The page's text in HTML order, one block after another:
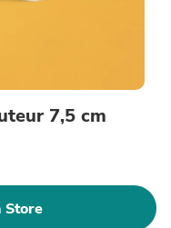
7,5 cm
Store